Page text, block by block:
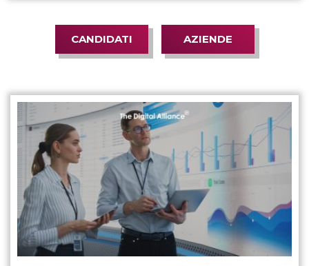
CANDIDATI AZIENDE